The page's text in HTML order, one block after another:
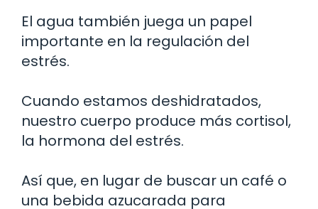
El agua también juega un papel
importante en la regulación del
estrés.
Cuando estamos deshidratados,
nuestro cuerpo produce más cortisol,
la hormona del estrés.
Así que, en lugar de buscar un café o
una bebida azucarada para